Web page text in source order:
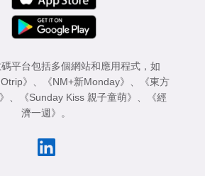
平台包括多個網站和應用程式，如
》 《NM+新Monday》
《東方
《Sunday Kiss 親子童萌》
《經
濟一週》
。